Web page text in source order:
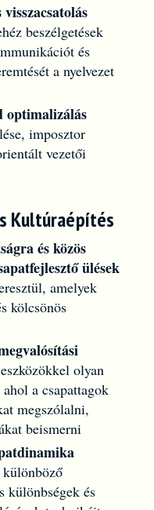
beszélgetések
és
a nyelvezet
optimalizálás
imposztor
vezetői
Kultúraépítés
és közös
ülések
amelyek
kölcsönös
olyan
a csapattagok
megszólalni,
beismerni
különbségek és